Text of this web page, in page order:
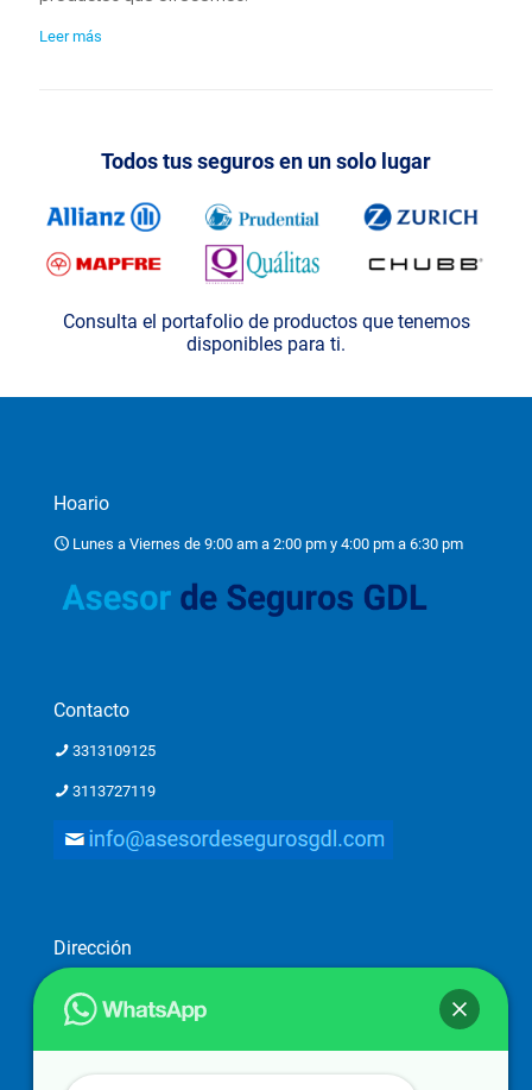
Leer más
Todos tus seguros en un solo lugar
Consulta el portafolio de productos que tenemos
disponibles para ti.
Hoario
Lunes a Viernes de 9:00 am a 2:00 pm y 4:00 pm a 6:30 pm
Contacto
3313109125
3113727119
Dirección
Dirección: Ostia 2782-piso 1, Providencia 2a. Secc, 44648
Guadalajara, Jal.
Atención a clientes solo con previa cita